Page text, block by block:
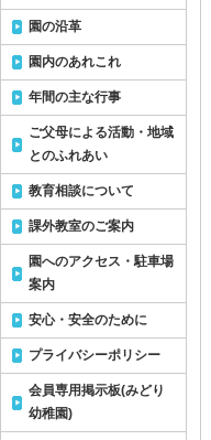
園の沿革
園内のあれこれ
年間の主な行事
ご父母による活動・地域
とのふれあい
教育相談について
課外教室のご案内
園へのアクセス・駐車場
案内
安心・安全のために
プライバシーポリシー
会員専用掲示板(みどり
幼稚園)